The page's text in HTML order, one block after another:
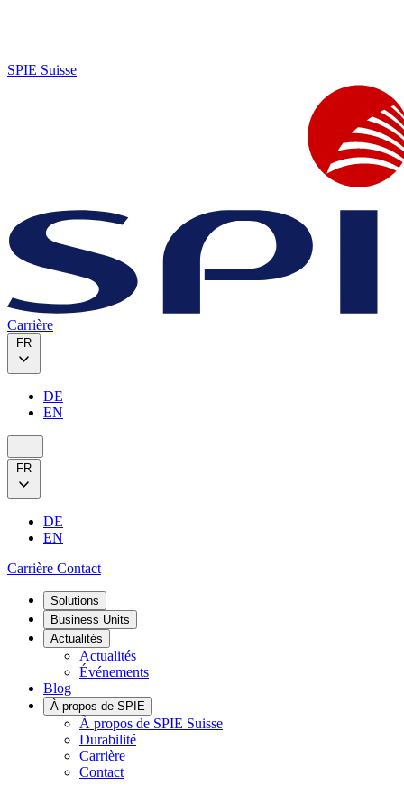
SPIE Suisse
Carrière
FR
DE
EN
FR
DE
EN
Carrière Contact
Solutions
Business Units
Actualités
Actualités
Événements
Blog
À propos de SPIE
À propos de SPIE Suisse
Durabilité
Carrière
Contact